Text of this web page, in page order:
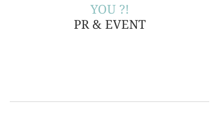
YOU ?!
PR & EVENT